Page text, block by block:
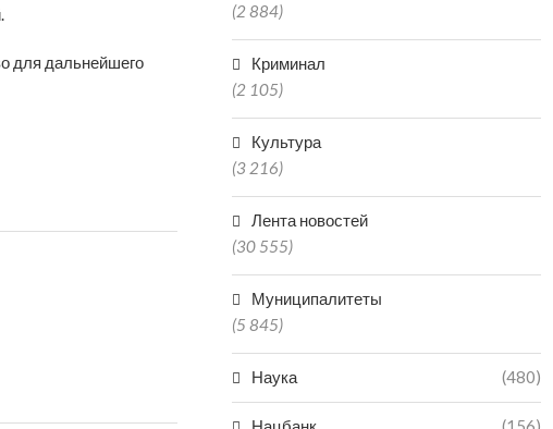
для дальнейшего
(2 884)
Криминал
(2 105)
Культура
(3 216)
Лента новостей
(30 555)
Муниципалитеты
(5 845)
Наука (480)